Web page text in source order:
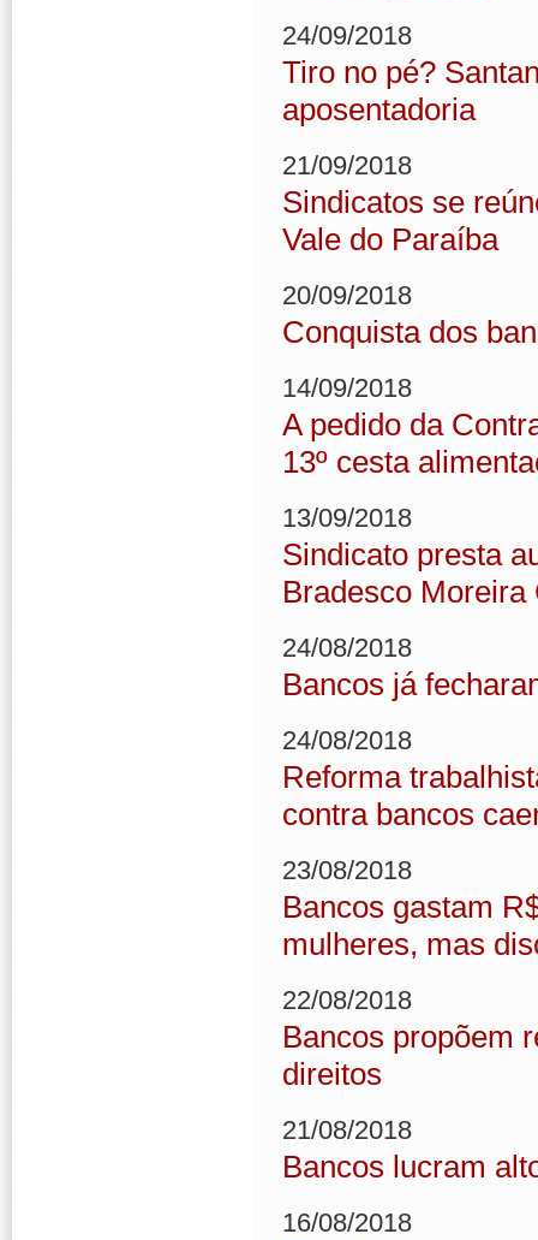
24/09/2018
Tiro no pé?
aposentadoria
21/09/2018
Sindicatos se
Vale do Paraíba
20/09/2018
Conquista dos
14/09/2018
A pedido da
13º cesta
13/09/2018
Sindicato presta
Bradesco Moreira
24/08/2018
Bancos já
24/08/2018
Reforma
contra bancos
23/08/2018
Bancos gastam
mulheres, mas
22/08/2018
Bancos propõem
direitos
21/08/2018
Bancos lucram
16/08/2018